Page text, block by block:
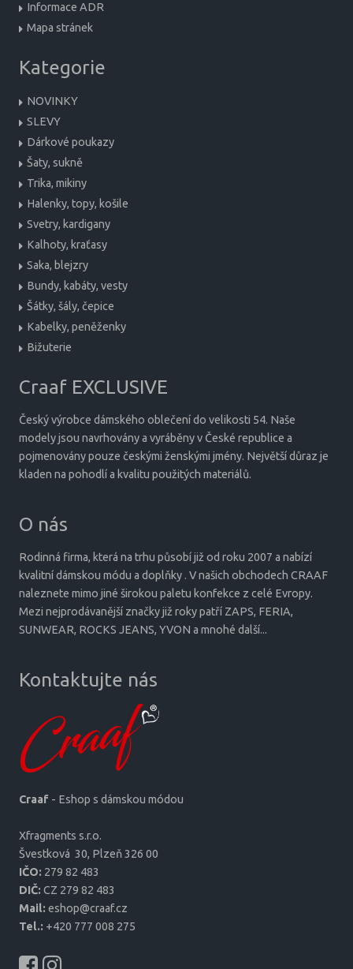
Informace ADR
Mapa stránek
Kategorie
NOVINKY
SLEVY
Dárkové poukazy
Šaty, sukně
Trika, mikiny
Halenky, topy, košile
Svetry, kardigany
Kalhoty, kraťasy
Saka, blejzry
Bundy, kabáty, vesty
Šátky, šály, čepice
Kabelky, peněženky
Bižuterie
Craaf EXCLUSIVE
Český výrobce dámského oblečení do velikosti 54. Naše
modely jsou navrhovány a vyráběny v České republice a
pojmenovány pouze českými ženskými jmény. Největší důraz je
kladen na pohodlí a kvalitu použitých materiálů.
O nás
Rodinná firma, která na trhu působí již od roku 2007 a nabízí
kvalitní dámskou módu a doplňky . V našich obchodech CRAAF
naleznete mimo jiné širokou paletu konfekce z celé Evropy.
Mezi nejprodávanější značky již roky patří ZAPS, FERIA,
SUNWEAR, ROCKS JEANS, YVON a mnohé další...
Kontaktujte nás
Craaf - Eshop s dámskou módou
Xfragments s.r.o.
Šves­tková 30, Plzeň 326 00
IČO: 279 82 483
DIČ: CZ 279 82 483
Mail: eshop@craaf.cz
Tel.: +420 777 008 275